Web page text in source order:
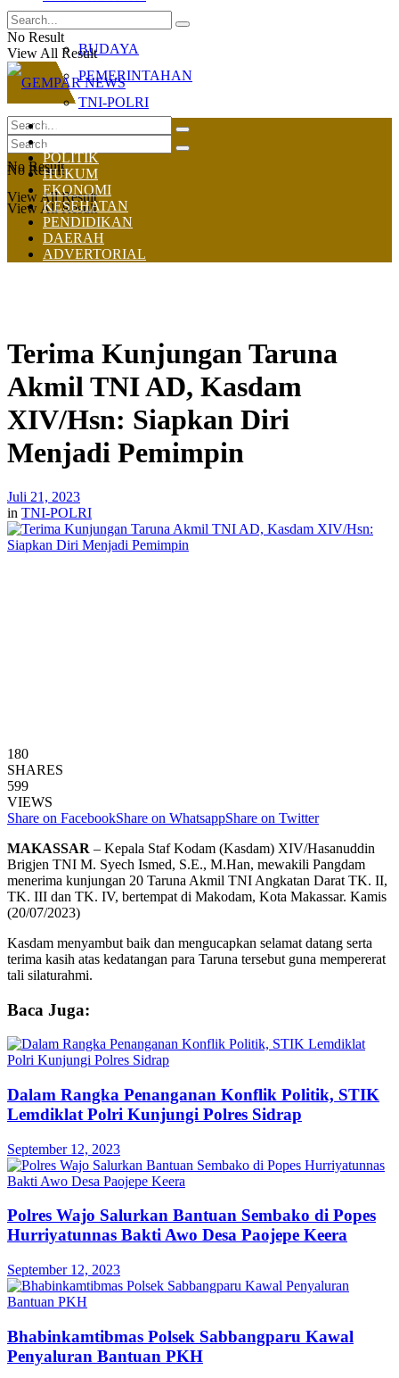
BUDAYA
PEMERINTAHAN
TNI-POLRI
No Result
View All Result
No Result
View All Result
No Result
View All Result
HOME
NASIONAL
POLITIK
HUKUM
EKONOMI
KESEHATAN
PENDIDIKAN
DAERAH
ADVERTORIAL
Terima Kunjungan Taruna
Akmil TNI AD, Kasdam
XIV/Hsn: Siapkan Diri
Menjadi Pemimpin
Juli 21, 2023
in TNI-POLRI
180
SHARES
599
VIEWS
Share on FacebookShare on WhatsappShare on Twitter
MAKASSAR – Kepala Staf Kodam (Kasdam) XIV/Hasanuddin
Brigjen TNI M. Syech Ismed, S.E., M.Han, mewakili Pangdam
menerima kunjungan 20 Taruna Akmil TNI Angkatan Darat TK. II,
TK. III dan TK. IV, bertempat di Makodam, Kota Makassar. Kamis
(20/07/2023)
Kasdam menyambut baik dan mengucapkan selamat datang serta
terima kasih atas kedatangan para Taruna tersebut guna mempererat
tali silaturahmi.
Baca Juga:
Dalam Rangka Penanganan Konflik Politik, STIK
Lemdiklat Polri Kunjungi Polres Sidrap
September 12, 2023
Polres Wajo Salurkan Bantuan Sembako di Popes
Hurriyatunnas Bakti Awo Desa Paojepe Keera
September 12, 2023
Bhabinkamtibmas Polsek Sabbangparu Kawal
Penyaluran Bantuan PKH